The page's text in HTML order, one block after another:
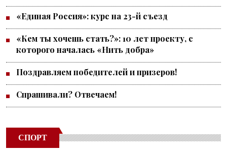
«Единая Россия»: курс на 23-й съезд
«Кем ты хочешь стать?»: 10 лет проекту, с
которого началась «Нить добра»
Поздравляем победителей и призеров!
Спрашивали? Отвечаем!
СПОРТ